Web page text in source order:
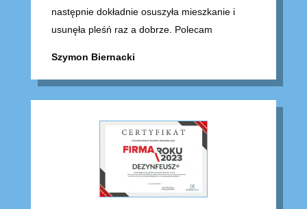
następnie dokładnie osuszyła mieszkanie i
usunęła pleśń raz a dobrze. Polecam
Szymon Biernacki